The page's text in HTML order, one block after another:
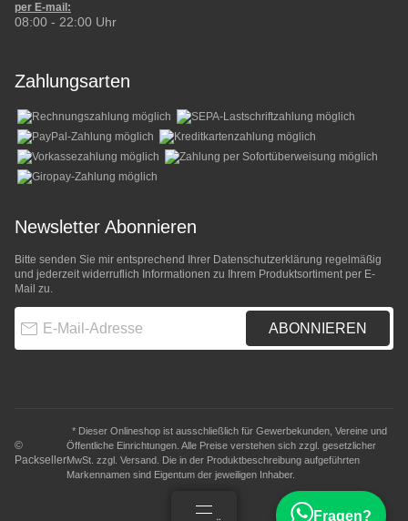
per E-mail:
08:00 - 22:00 Uhr
Zahlungsarten
Newsletter Abonnieren
Bitte senden Sie mir entsprechend Ihrer Datenschutzerklärung regelmäßig
und jederzeit widerruflich Informationen zu Ihrem Produktsortiment per E-
Mail zu.
ABONNIEREN
©
Packseller
* Dieser Onlineshop ist ausschließlich für Gewerbekunden, Vereine und
Öffentliche Einrichtungen. Alle Preise verstehen sich zzgl. gesetzlicher
MwSt. zzgl. Versand . Die in der Produktbeschreibung aufgeführten
Markennamen sind Eigentum der jeweiligen Inhaber.
Fragen?